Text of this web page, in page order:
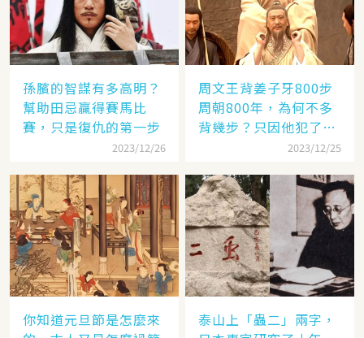
孫臏的智謀有多高明？
幫助田忌贏得賽馬比
賽，只是復仇的第一步
2023/12/26
周文王背姜子牙800步
周朝800年，為何不多
背幾步？只因他犯了個
2023/12/25
你知道元旦節是怎麼來
泰山上「蟲二」兩字，